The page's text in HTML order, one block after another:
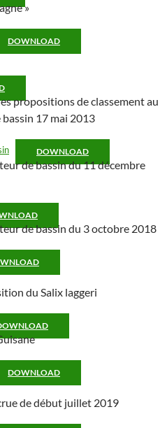
»
DOWNLOAD
propositions de classement au
17 mai 2013
DOWNLOAD
de bassin du 11 décembre
de bassin du 3 octobre 2018
du Salix laggeri
DOWNLOAD
de début juillet 2019